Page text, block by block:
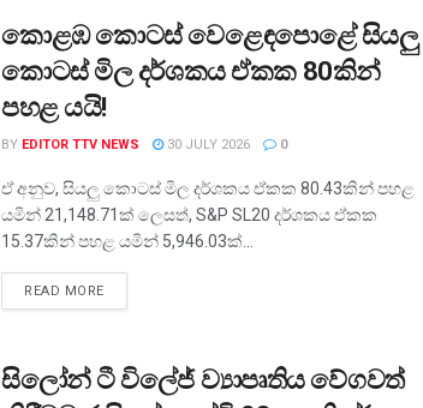
කොළඹ කොටස් වෙළෙඳපොළේ සියලු
කොටස් මිල දර්ශකය ඒකක 80කින්
පහළ යයි!
BY EDITOR TTV NEWS 30 JULY 2026 0
ඒ අනුව, සියලු කොටස් මිල දර්ශකය ඒකක 80.43කින් පහළ
යමින් 21,148.71ක් ලෙසත්, S&P SL20 දර්ශකය ඒකක
15.37කින් පහළ යමින් 5,946.03ක්...
READ MORE
සිලෝන් ටී විලේජ් ව්‍යාපෘතිය වේගවත්